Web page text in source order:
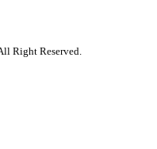
Right Reserved.